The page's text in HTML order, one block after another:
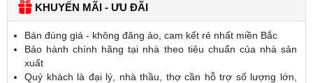
KHUYẾN MÃI - ƯU ĐÃI
Bán đúng giá - không đăng ảo, cam kết rẻ nhất miền Bắc
Bảo hành chính hãng tại nhà theo tiêu chuẩn của nhà sản
xuất
Quý khách là đại lý, nhà thầu, thợ cần hỗ trợ số lượng lớn,